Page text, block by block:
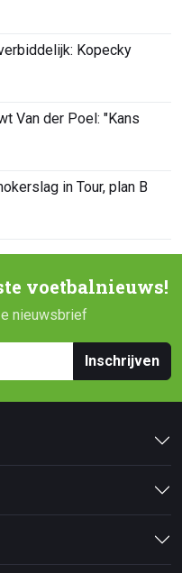
Kopecky
Van der Poel: "Kans
in Tour, plan B
voetbalnieuws!
nieuwsbrief
Inschrijven